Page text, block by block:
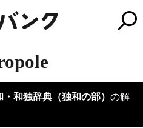
和独辞典（独和の部） の解